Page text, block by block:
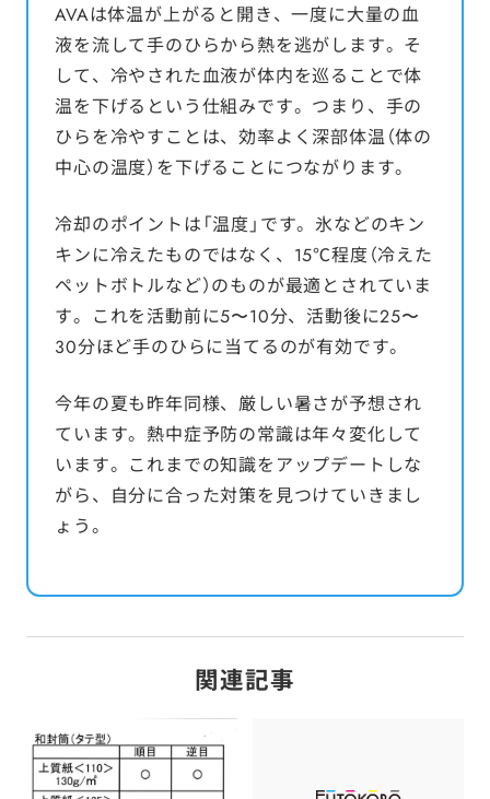
AVAは体温が上がると開き、一度に大量の血
液を流して手のひらから熱を逃がします。そ
して、冷やされた血液が体内を巡ることで体
温を下げるという仕組みです。つまり、手の
ひらを冷やすことは、効率よく深部体温（体の
中心の温度）を下げることにつながります。
冷却のポイントは「温度」です。氷などのキン
キンに冷えたものではなく、15℃程度（冷えた
ペットボトルなど）のものが最適とされていま
す。これを活動前に5〜10分、活動後に25〜
30分ほど手のひらに当てるのが有効です。
今年の夏も昨年同様、厳しい暑さが予想され
ています。熱中症予防の常識は年々変化して
います。これまでの知識をアップデートしな
がら、自分に合った対策を見つけていきまし
ょう。
関連記事